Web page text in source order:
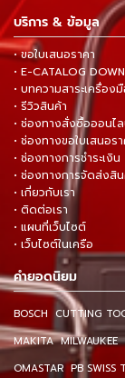
บริการ & ข้อมูล
• ขอใบเสนอราคา
• E-CATALOG
• บทความสาระเครื่อง
• รีวิวสินค้า
• ช่องทางสั่งซื้อออนไ
• ช่องทางขอใบเสนอ
• ช่องทางการชำระเงิน
• ช่องทางการจัดส่งสิ
• เกี่ยวกับเรา
• ติดต่อเรา
• แผนที่เว็บไซต์
• เว็บไซต์ในเครือ
คำยอดนิยม
BOSCH CUTTING
MAKITA MILWAUKEE
OMASTAR PB SWISS